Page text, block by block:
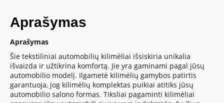
Aprašymas
Aprašymas
Šie tekstiliniai automobilių kilimėliai išsiskiria unikalia
išvaizda ir užtikrina komfortą. Jie yra gaminami pagal jūsų
automobilio modelį. Ilgametė kilimėlių gamybos patirtis
garantuoja, jog kilimėlių komplektas puikiai atitiks jūsų
automobilio salono formas. Tiksliai pagaminti kilimėliai